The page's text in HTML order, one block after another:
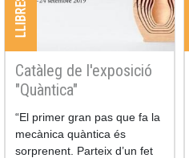
Catàleg de l'exposició
"Quàntica"
Resum
“El primer gran pas que fa la
mecànica quàntica és
sorprenent. Parteix d’un fet